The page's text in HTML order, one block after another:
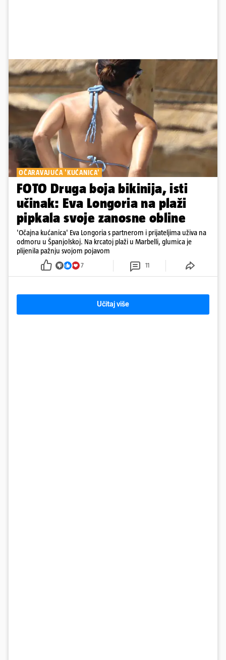
OČARAVAJUĆA 'KUĆANICA'
FOTO Druga boja bikinija, isti
učinak: Eva Longoria na plaži
pipkala svoje zanosne obline
'Očajna kućanica' Eva Longoria s partnerom i prijateljima uživa na
odmoru u Španjolskoj. Na krcatoj plaži u Marbelli, glumica je
plijenila pažnju svojom pojavom
7 11
Učitaj više